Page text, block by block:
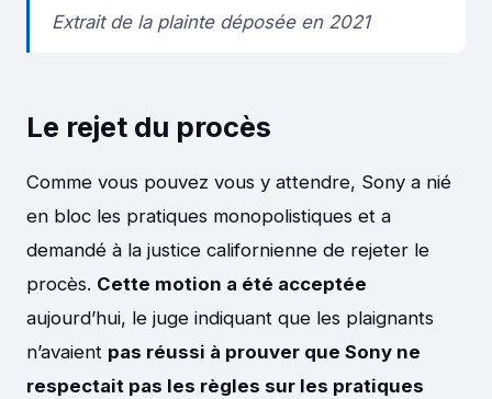
Extrait de la plainte déposée en 2021
Le rejet du procès
Comme vous pouvez vous y attendre, Sony a nié
en bloc les pratiques monopolistiques et a
demandé à la justice californienne de rejeter le
procès. Cette motion a été acceptée
aujourd’hui, le juge indiquant que les plaignants
n’avaient pas réussi à prouver que Sony ne
respectait pas les règles sur les pratiques